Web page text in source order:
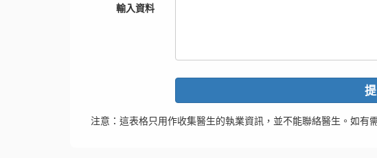
輸入資料
注意：這表格只用作收集醫生的執業資訊，並不能聯絡醫生。如有